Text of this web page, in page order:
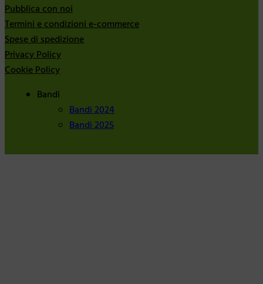
Pubblica con noi
Termini e condizioni e-commerce
Spese di spedizione
Privacy Policy
Cookie Policy
Bandi
Bandi 2024
Bandi 2025